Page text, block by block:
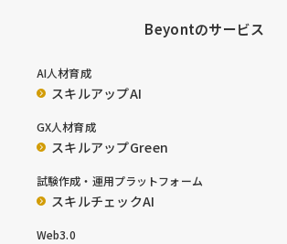
Beyontのサービス
AI人材育成
スキルアップAI
GX人材育成
スキルアップGreen
試験作成・運用プラットフォーム
スキルチェックAI
Web3.0